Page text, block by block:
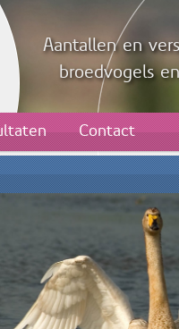
Aantallen en
broedvogels
Contact